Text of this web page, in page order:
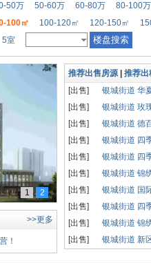
50万 50-60万 60-80万
80-100万
100㎡ 100-120㎡ 120-150㎡
5室
1 2
>>更多
！
推荐出售房源| 推荐出
[出售]
银城街道 华
[出售]
银城街道 玫
[出售]
银城街道 德
[出售]
银城街道 四
[出售]
银城街道 四
[出售]
银城街道 锦
[出售]
银城街道 国
[出售]
银城街道 四
[出售]
银城街道 锦
[出售]
银城街道 新